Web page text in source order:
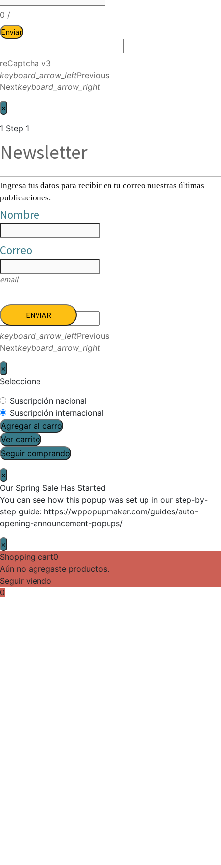
0 /
Enviar
reCaptcha v3
keyboard_arrow_leftPrevious
Nextkeyboard_arrow_right
×
1 Step 1
Newsletter
Ingresa tus datos para recibir en tu correo nuestras últimas
publicaciones.
Nombre
Correo
email
ENVIAR
keyboard_arrow_leftPrevious
Nextkeyboard_arrow_right
×
Seleccione
Suscripción nacional
Suscripción internacional
Agregar al carro
Ver carrito
Seguir comprando
×
Our Spring Sale Has Started
You can see how this popup was set up in our step-by-
step guide: https://wppopupmaker.com/guides/auto-
opening-announcement-popups/
×
Shopping cart0
Aún no agregaste productos.
Seguir viendo
0